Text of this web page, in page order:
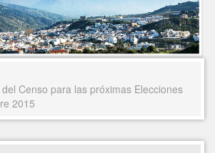
Censo para las próximas Elecciones
2015